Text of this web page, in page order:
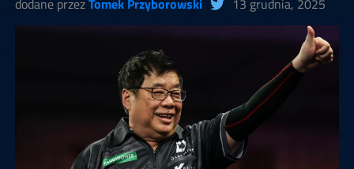
dodane przezTomek Przyborowski 13 grudnia, 2025